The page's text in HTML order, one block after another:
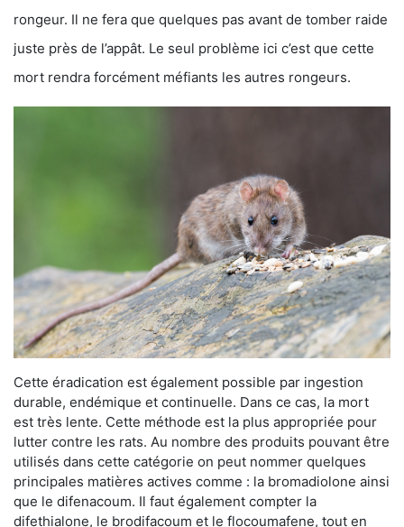
rongeur. Il ne fera que quelques pas avant de tomber raide
juste près de l’appât. Le seul problème ici c’est que cette
mort rendra forcément méfiants les autres rongeurs.
Cette éradication est également possible par ingestion
durable, endémique et continuelle. Dans ce cas, la mort
est très lente. Cette méthode est la plus appropriée pour
lutter contre les rats. Au nombre des produits pouvant être
utilisés dans cette catégorie on peut nommer quelques
principales matières actives comme : la bromadiolone ainsi
que le difenacoum. Il faut également compter la
difethialone, le brodifacoum et le flocoumafene, tout en